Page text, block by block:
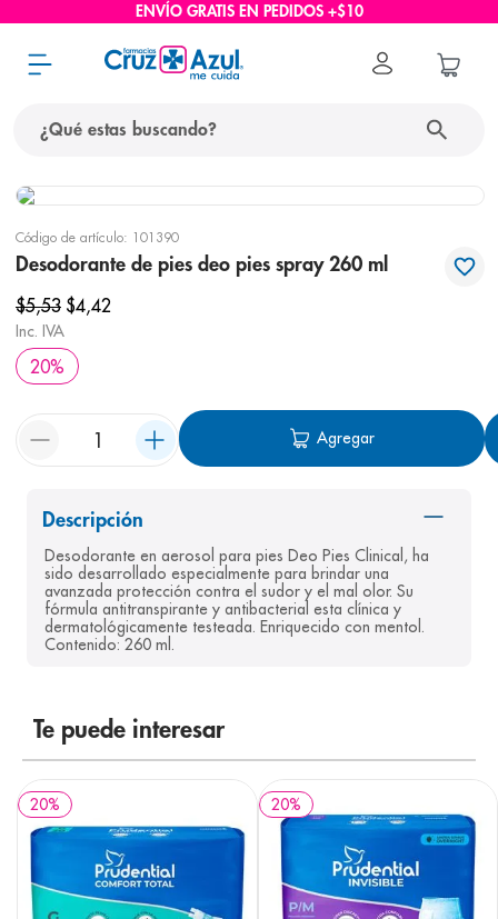
ENVÍO GRATIS EN PEDIDOS +$10
Código de artículo: 101390
Desodorante de pies deo pies spray 260 ml
$5,53 $4,42
Inc. IVA
20%
Agregar
Descripción
Desodorante en aerosol para pies Deo Pies Clinical, ha
sido desarrollado especialmente para brindar una
avanzada protección contra el sudor y el mal olor. Su
fórmula antitranspirante y antibacterial esta clínica y
dermatológicamente testeada. Enriquecido con mentol.
Contenido: 260 ml.
Te puede interesar
20% 20%
términos más buscados
protector solar
3.
4. cerave
bioderma
8. desodorante
9. pediasure
10.panolini